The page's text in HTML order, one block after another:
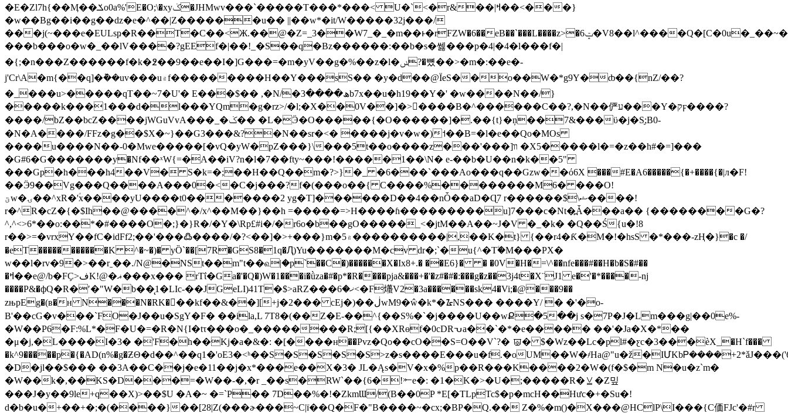
�E�Zl7h{��Ӎ��ݎo0a%'E�O;\�xyݢ�JHMwv���`�����T���*���< U�`<�r&��|ߞ��<���}
�w��Bg��i��g��ǳ�e�^��|Z������u�� ||��w*�it/W�����32ϳ���/
���j(~���e�EULsҏ�R��T�C��<Ж.��@�Z=_3��W7_�_�m��ͱ�rFZW�6��eB��`���L����z>�6ݓ�V8��l^����Q�[C�0u�_��~�]��k��@u��P�����X�wq�~D�:>l�f��c��>��gy�?
���b���o�w�_��lV����?gEEf�|��!_�S��q�Bz������:��b�s�쎓���p�4|�4�l���f�|
�{;�n���Z������f�k�߶��9��e��I�]G���=�m�yV��g�%��z�l�ݭ?�뼜��>�m�:��e�-
j'Cr\A�m{��q]�݉��uv���u۾f���������H��Y���sS�� �y�d��@ΪeS��o��W�*g9Y�ȸ��{nZ/��?
�_���u˃�����qT��~7�U'� E���$�� ,�N/�ھ����3b7x��u�h19��Y�' �w����N��/}
�����k���1���d�l���YQm�g�rz>/�l;�X��0V��]�>����B�^������C��?,�N��俨ע���Y�קϝ����?
����/bZ��bcZ����jWGuVvA���_�ݢ�� �L�Ӭ�O�����{�O������]�.��{t}�ņ��7&���ϋ�j�S̖;B0-
�N�A����/FFz�g��$X�~}��G3���&?�N��sr�<� ����j�v�w�)˦��B=�l�e��Qo�MOs
����u����N��-0�Mwe�����[�vQ�yW�pZ���}\���5t��o����z���'���]װ �X5�����l�=�z��h#�=]���
�G#6�G�������у�Nf��ˣW{=�A��iV?n�l�7��fty~���!�����1��\N� e-��b�U��n�k��5"
���Gp�h���h4��V� S�k=�;��H��Q��m�?>}�_ �6���`���Ao���q��Gzw��ό6X ���#E�A6�����{�+����{�|л�F!
��Ӭ9��Vg���Q����A���0�<�C�j���?f�(���o��{ C����%��������M6� ���O!
ؾw�ۍ��^xR�'ؑx����yU����t0�������2 yg�T]������D��4��nȰ��aD�Ɋ7 r������$\ޝ����!
r�^R�cZ�{�$Ih��@����^�/x^��M��}��h =�����=>H����ɦ���������u]7���c�Nt�߽Ǡ���a�� {��������G�?
^,^<>6*��o:��*�#����O�;}�}R�/�Y�\Rp£#i�/�r6o�b��gO�����_<�jtM��A��~J�V �_�k� �Q��Ś{u�!8
r��>=�vrxY��fC�idFf2;��'���߷����/�?<��]�>+���}m�5۾����������|,��K�t} {��r4�Ƙ�M�!�hsS �*���-zҢ�}�c �/
�eT�����������K ^�~�)� yȌ`��[7R�GS8�1q�Ԯ)Yu�������M�cv dr�;ˋ�u{^�Tۧ�M���PX�
w��l�rv�9�>��rˍ��./N@�NSt��m"t��௳|�p`��C�)������X�Ix8+.� ��E6}� � �0V�H�=\^��nfe���#��H�b�S�#��
�ߞ��e@/b�FҪ>فK!@�ޣ���x��� rTΐ�Ga�'�Q�)W�1���i�ǜza�#�p*�R����pja&���+�'�z#�#�:���g�z��3j4t�X¨J1 e�'�*����-ǌ
����P&�фQ�R�ʹ�"W�b��̨1�LIc-��JGeLI)41T�$>aRZ���ޚ�6<�F爡V2�3a������sk4�Vi;�@���9��
zњpEg�(ʙ�ʜ N���N�RK���kf��&��][+j�2��� cEj�)��ڶwM9�ŵ�k*�ᮅNS��� ����Y/ � �'�o-
B'��cG�v���`FO�J��u�SgY�F� ��ila,L 7T8�(��Z�E-��^{��S%�`�j����U��wՔ�5��j s�7P�J�Lm���g|��0e%-
�W��P6�F:%L*�F�U�=�R�N{Ι�tτ���o�_��������R;[{��XRɵf�0cDRᕃa��`�*�e����� ��'�Ja�X�*��
�μ�j,�L����I�3� �'F�h��Kj�a�&�: �[����н��Pvz�Qo��cO��S=O��V`?� ⩐� $�Wz��Lc�pl#�ƹc�3���ѐX_�H`f���
�k^9�����p�{�AD(n%�g�ƵΘ�d��^��q1�'oE3�<ʰ��S�S�S�S�S>z�s����E���u�f.�o
�D�jl��$��� ��3A��C��j�e�11��j�x*���e��X�3� JL�Ąs�V�x�%p��R���K����2�W�(f�$�m N�u�z`m�
�W��k�,��KS�D���=�W��-�,�r _��s�RW`��{6�!⤜e�: �1�K�>�U�;�����R�⩣�Z밒
���J�y��9le+q��X)>��$U �A�~ �=`P�� 7D��%�!�ZkmƜ/(B��0P *E[�TLpTc$�p�mcH��Hưc�+�Su�!
ԁ�b�u�+��+�;�(����}��[28|Z(���ɚ���~C|ї��Q�F�"B����~�cx;�BP�Q.�� Z�%�m()�X���@HClP\I���{C価FJc'�#r